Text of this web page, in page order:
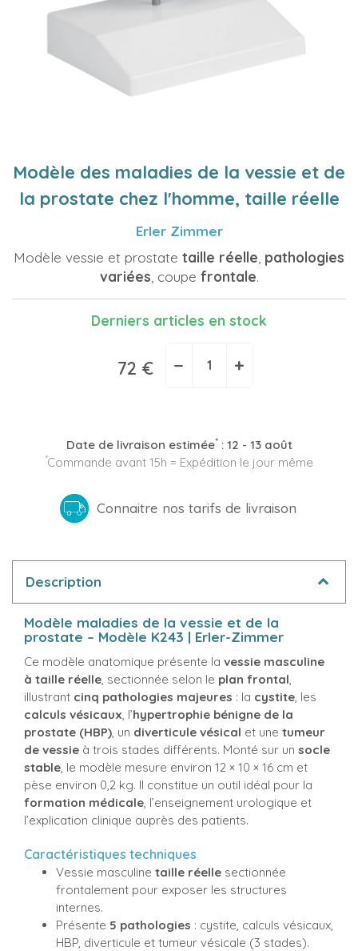
Modèle des maladies de la vessie et de
la prostate chez l'homme, taille réelle
Erler Zimmer
Modèle vessie et prostate taille réelle pathologies
variées , coupe frontale.
Derniers articles en stock
72 € − +
Date de livraison estimée*: 12 - 13 août
*Commande avant 15h = Expédition le jour même
Connaitre nos tarifs de livraison
Description
Modèle maladies de la vessie et de la
prostate – Modèle K243 | Erler-Zimmer
Ce modèle anatomique présente la vessie masculine
à taille réelle, sectionnée selon le plan frontal,
illustrant cinq pathologies majeures : la cystite, les
calculs vésicaux, l’hypertrophie bénigne de la
prostate (HBP), un diverticule vésical et une tumeur
de vessie à trois stades différents. Monté sur un socle
stable, le modèle mesure environ 12 × 10 × 16 cm et
pèse environ 0,2 kg. Il constitue un outil idéal pour la
formation médicale, l’enseignement urologique et
l’explication clinique auprès des patients.
Caractéristiques techniques
Vessie masculine taille réelle sectionnée
frontalement pour exposer les structures
internes.
Présente 5 pathologies : cystite, calculs vésicaux,
HBP, diverticule et tumeur vésicale (3 stades).